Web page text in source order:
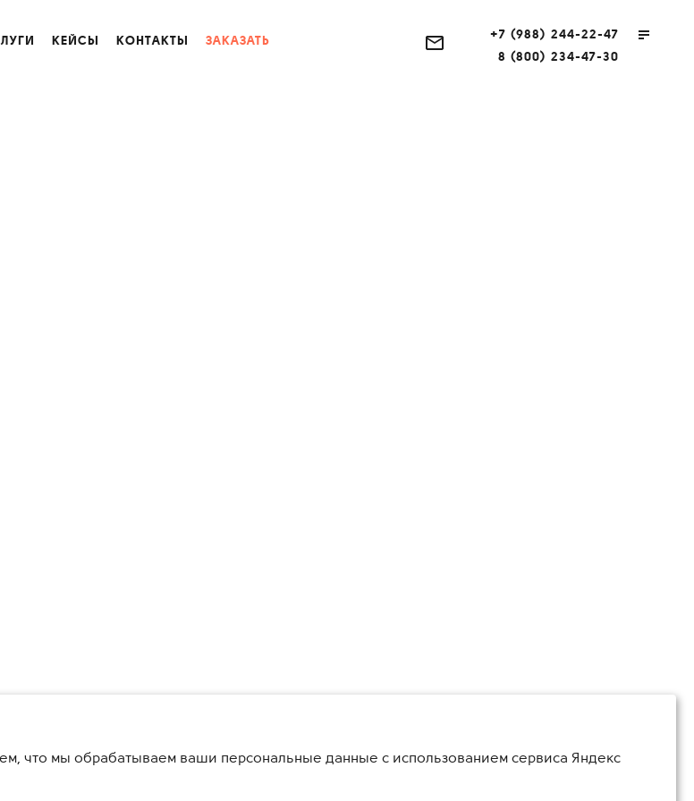
КЕЙСЫ КОНТАКТЫ ЗАКАЗАТЬ
+7 (988) 244-22-47
8 (800) 234-47-30
что мы обрабатываем ваши персональные данные с использованием сервиса Яндекс